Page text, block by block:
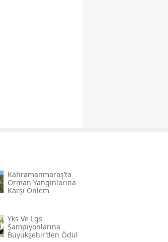
Kahramanmaraş’ta
Orman Yangınlarına
Karşı Önlem
Yks Ve Lgs
Şampiyonlarına
Büyükşehir’den Ödül